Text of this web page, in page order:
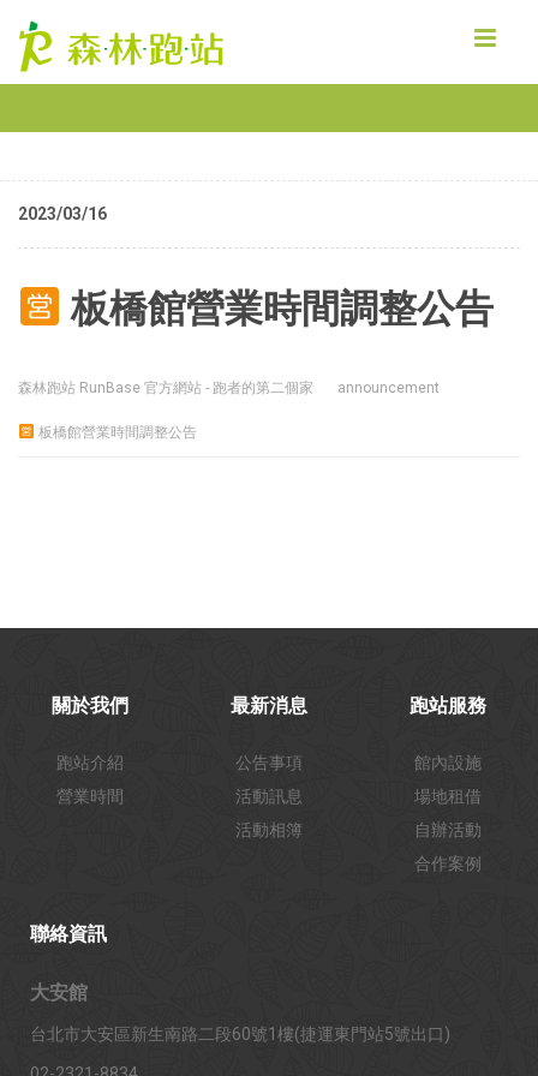
2023/03/16
板橋館營業時間調整公告
森林跑站 RunBase 官方網站 - 跑者的第二個家 announcement
板橋館營業時間調整公告
關於我們
跑站介紹
營業時間
最新消息
公告事項
活動訊息
活動相簿
跑站服務
館內設施
場地租借
自辦活動
合作案例
聯絡資訊
大安館
台北市大安區新生南路二段60號1樓(捷運東門站5號出口)